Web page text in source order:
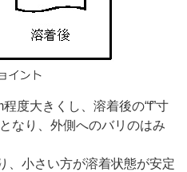
程度大きくし、溶着後の“f”寸
なり、外側へのバリのはみ
、小さい方が溶着状態が安定